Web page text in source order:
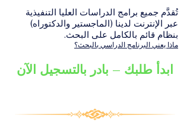
تُقدَّم جميع برامج الدراسات العليا التنفيذية
عبر الإنترنت لدينا (الماجستير والدكتوراه)
بنظام قائم بالكامل على البحث.
ماذا يعني البرنامج الدراسي بالبحث؟
ابدأ طلبك – بادر بالتسجيل الآن